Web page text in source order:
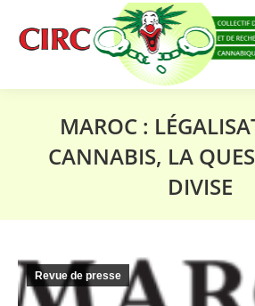
MAROC :
CANNABIS, LA
DIVISE
Revue de presse